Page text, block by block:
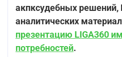
акпксудебных
аналитических
презентацию LIGA360
потребностей.